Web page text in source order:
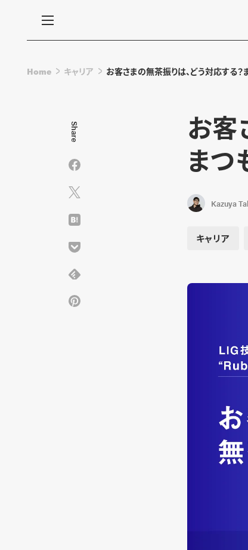
Home キャリア お客さまの無茶振りは、どう対応する
お客
まつ
Kazuya
キャリア
Share